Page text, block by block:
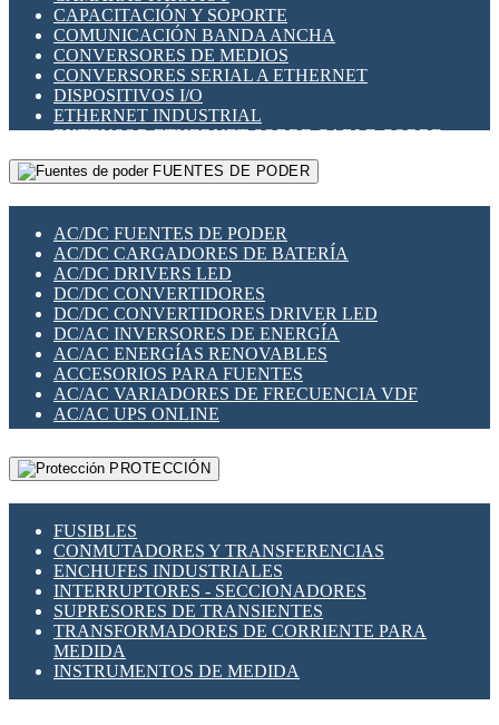
SECCIONADORES - INTERRUPTORES
MAQUINARIA
OTROS RELÉS
PROTECCIÓN TÉRMICA
RELÉS AUTOMOTRICES
RELÉS DE SEÑAL
RELÉS DE ESTADO SÓLIDO SSR
RELÉS INDUSTRIALES
RELÉS MINIATURA DE POTENCIA
SENSORES MAGNÉTICOS
SWITCH Y MICROSWITCH
TARJETAS PI
UNIÓN Y DERIVACIÓN DE CABLE
CAPACITACIÓN Y SOPORTE
COMUNICACIÓN BANDA ANCHA
CONVERSORES DE MEDIOS
CONVERSORES SERIAL A ETHERNET
DISPOSITIVOS I/O
ETHERNET INDUSTRIAL
EXTENSOR ETHERNET SOBRE CABLE COBRE
GATEWAY LORAWAN
GESTIÓN DE REDES
PLACAS MODULARES IOT
SWITCHES Y REDES WIFI
SOLUCIONES IOT
SOLUCIONES LORAWAN
SOLUCIONES RED CELULAR
SEGURIDAD PARA REDES
SWITCHES LAN
TELEFONÍA IP (VOIP)
VIGILANCIA IP (CCTV)
MESHTASTIC
FUENTES DE PODER
AC/DC FUENTES DE PODER
AC/DC CARGADORES DE BATERÍA
AC/DC DRIVERS LED
DC/DC CONVERTIDORES
DC/DC CONVERTIDORES DRIVER LED
DC/AC INVERSORES DE ENERGÍA
AC/AC ENERGÍAS RENOVABLES
ACCESORIOS PARA FUENTES
AC/AC VARIADORES DE FRECUENCIA VDF
AC/AC UPS ONLINE
PROTECCIÓN
FUSIBLES
CONMUTADORES Y TRANSFERENCIAS
ENCHUFES INDUSTRIALES
INTERRUPTORES - SECCIONADORES
SUPRESORES DE TRANSIENTES
TRANSFORMADORES DE CORRIENTE PARA
MEDIDA
INSTRUMENTOS DE MEDIDA